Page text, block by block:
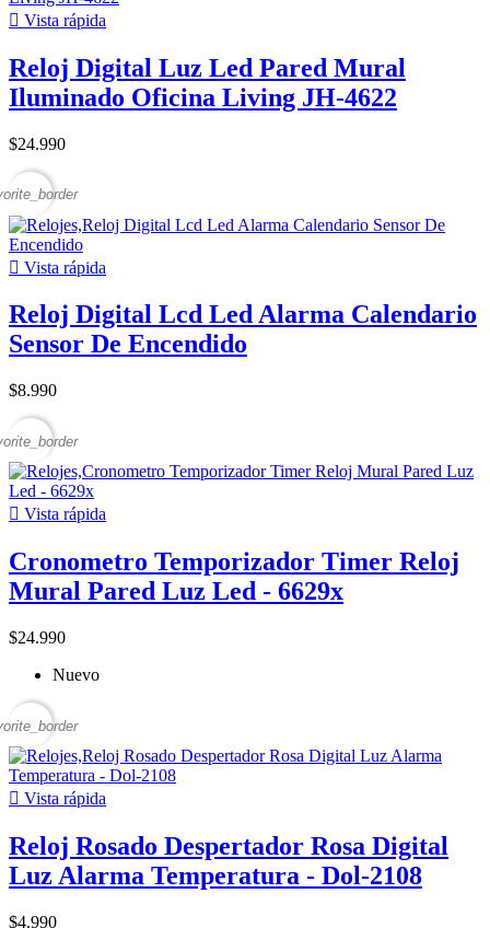
 Vista rápida
Reloj Digital Luz Led Pared Mural
Iluminado Oficina Living JH-4622
$24.990
 Vista rápida
Reloj Digital Lcd Led Alarma Calendario
Sensor De Encendido
$8.990
 Vista rápida
Cronometro Temporizador Timer Reloj
Mural Pared Luz Led - 6629x
$24.990
Nuevo
 Vista rápida
Reloj Rosado Despertador Rosa Digital
Luz Alarma Temperatura - Dol-2108
$4.990